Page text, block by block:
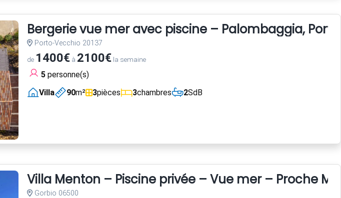
Bergerie vue mer avec piscine – Palombaggia,
Porto-Vecchio 20137
de 1400€à 2100€la semaine
5personne(s)
Villa
90m² 3pièces 3chambres 2SdB
Villa Menton – Piscine privée – Vue mer – Proche
Gorbio 06500